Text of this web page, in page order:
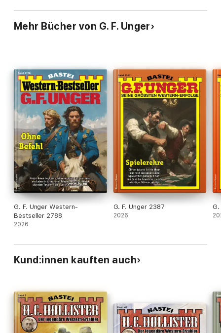
Mehr Bücher von G. F. Unger
G. F. Unger Western-
Bestseller 2788
2026
G. F. Unger 2387
2026
G.
Kund:innen kauften auch